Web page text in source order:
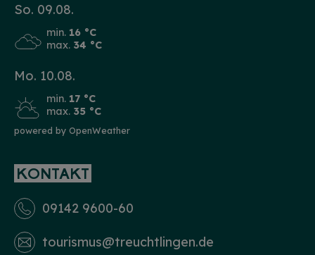
So. 09.08.
min. 16 °C
max. 34 °C
Mo. 10.08.
min. 17 °C
max. 35 °C
powered by OpenWeather
KONTAKT
09142 9600-60
tourismus­@treuchtlingen.de